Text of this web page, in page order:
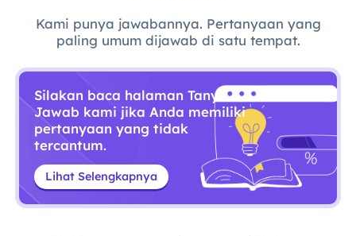
Kami punya jawabannya. Pertanyaan yang
paling umum dijawab di satu tempat.
Silakan baca halaman Tanya
Jawab kami jika Anda memiliki
pertanyaan yang tidak
tercantum.
Lihat Selengkapnya